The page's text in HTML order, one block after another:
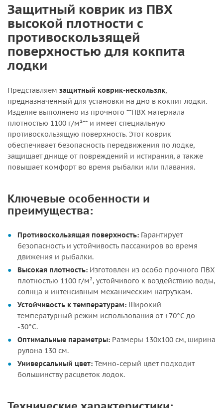
Защитный коврик из ПВХ
высокой плотности с
противоскользящей
поверхностью для кокпита
лодки
Представляем защитный коврик-нескользяк,
предназначенный для установки на дно в кокпит лодки.
Изделие выполнено из прочного **ПВХ материала
плотностью 1100 г/м²** и имеет специальную
противоскользящую поверхность. Этот коврик
обеспечивает безопасность передвижения по лодке,
защищает днище от повреждений и истирания, а также
повышает комфорт во время рыбалки или плавания.
Ключевые особенности и
преимущества:
Противоскользящая поверхность: Гарантирует
безопасность и устойчивость пассажиров во время
движения и рыбалки.
Высокая плотность: Изготовлен из особо прочного ПВХ
плотностью 1100 г/м², устойчивого к воздействию воды,
солнца и интенсивным механическим нагрузкам.
Устойчивость к температурам: Широкий
температурный режим использования от +70°С до
-30°С.
Оптимальные параметры: Размеры 130х100 см, ширина
рулона 130 см.
Универсальный цвет: Темно-серый цвет подходит
большинству расцветок лодок.